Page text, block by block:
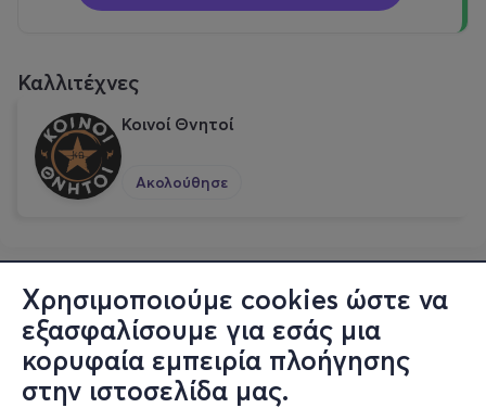
Χρησιμοποιούμε cookies ώστε να
εξασφαλίσουμε για εσάς μια
κορυφαία εμπειρία πλοήγησης
στην ιστοσελίδα μας.
Καλλιτέχνες
Κοινοί Θνητοί
Ακολούθησε